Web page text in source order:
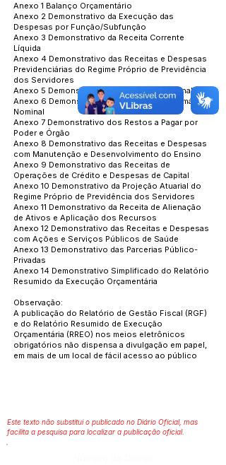
Anexo 1 Balanço Orçamentário
Anexo 2 Demonstrativo da Execução das
Despesas por Função/Subfunção
Anexo 3 Demonstrativo da Receita Corrente
Líquida
Anexo 4 Demonstrativo das Receitas e Despesas
Previdenciárias do Regime Próprio de Previdência
dos Servidores
Anexo 5 Demonstrativo do Resultado Nominal
Anexo 6 Demonstrativo dos Resultados Primário e
Nominal
Anexo 7 Demonstrativo dos Restos a Pagar por
Poder e Órgão
Anexo 8 Demonstrativo das Receitas e Despesas
com Manutenção e Desenvolvimento do Ensino
Anexo 9 Demonstrativo das Receitas de
Operações de Crédito e Despesas de Capital
Anexo 10 Demonstrativo da Projeção Atuarial do
Regime Próprio de Previdência dos Servidores
Anexo 11 Demonstrativo da Receita de Alienação
de Ativos e Aplicação dos Recursos
Anexo 12 Demonstrativo das Receitas e Despesas
com Ações e Serviços Públicos de Saúde
Anexo 13 Demonstrativo das Parcerias Público-
Privadas
Anexo 14 Demonstrativo Simplificado do Relatório
Resumido da Execução Orçamentária
Observação:
A publicação do Relatório de Gestão Fiscal (RGF)
e do Relatório Resumido de Execução
Orçamentária (RREO) nos meios eletrônicos
obrigatórios não dispensa a divulgação em papel,
em mais de um local de fácil acesso ao público
Este texto não substitui o publicado no Diário Oficial, mas
facilita a pesquisa para localizar a publicação oficial.